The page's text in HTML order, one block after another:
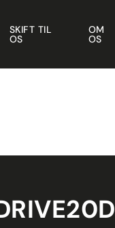
SKIFT TIL
OS
OM
OS